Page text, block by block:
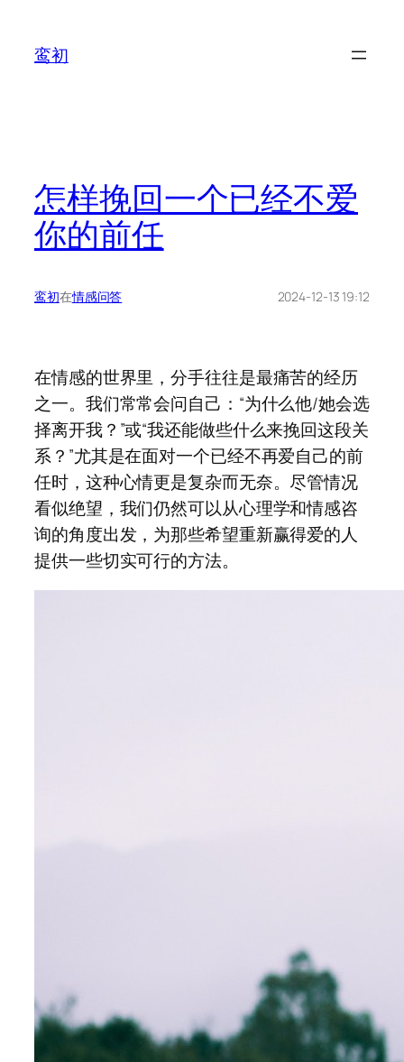
鸾初
怎样挽回一个已经不爱
你的前任
鸾初在情感问答 2024-12-13 19:12
在情感的世界里，分手往往是最痛苦的经历
之一。我们常常会问自己：“为什么他/她会选
择离开我？”或“我还能做些什么来挽回这段关
系？”尤其是在面对一个已经不再爱自己的前
任时，这种心情更是复杂而无奈。尽管情况
看似绝望，我们仍然可以从心理学和情感咨
询的角度出发，为那些希望重新赢得爱的人
提供一些切实可行的方法。